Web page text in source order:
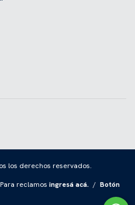
los derechos reservados.
reclamos ingresá acá. / Botón